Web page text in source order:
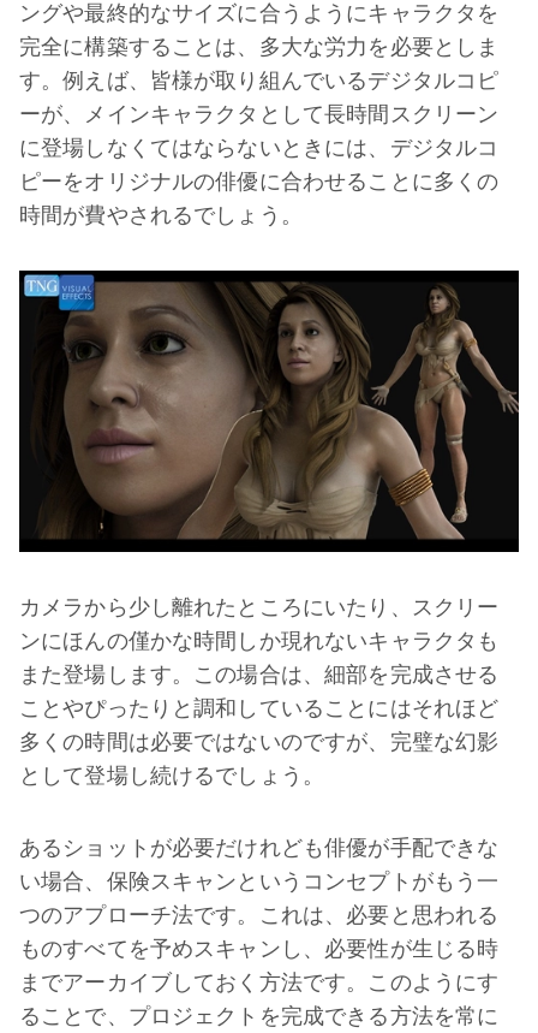
ングや最終的なサイズに合うようにキャラクタを
完全に構築することは、多大な労力を必要としま
す。例えば、皆様が取り組んでいるデジタルコピ
ーが、メインキャラクタとして長時間スクリーン
に登場しなくてはならないときには、デジタルコ
ピーをオリジナルの俳優に合わせることに多くの
時間が費やされるでしょう。
カメラから少し離れたところにいたり、スクリー
ンにほんの僅かな時間しか現れないキャラクタも
また登場します。この場合は、細部を完成させる
ことやぴったりと調和していることにはそれほど
多くの時間は必要ではないのですが、完璧な幻影
として登場し続けるでしょう。
あるショットが必要だけれども俳優が手配できな
い場合、保険スキャンというコンセプトがもう一
つのアプローチ法です。これは、必要と思われる
ものすべてを予めスキャンし、必要性が生じる時
までアーカイブしておく方法です。このようにす
ることで、プロジェクトを完成できる方法を常に